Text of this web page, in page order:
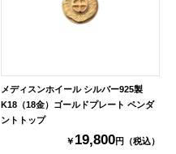
メディスンホイール シルバー925製
K18（18金）ゴールドプレート ペンダ
ントトップ
￥ 19,800円（税込）